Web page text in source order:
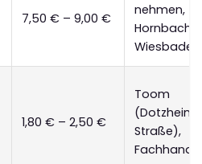
7,50 € – 9,00 €
nehmen,
Hornbach
Wiesbaden
1,80 € – 2,50 €
Toom
Straße),
Fachhandel